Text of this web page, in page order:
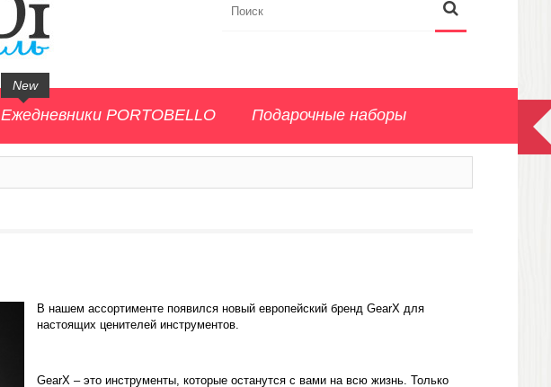
Ежедневники PORTOBELLO
New
Подарочные наборы
В нашем ассортименте появился новый европейский бренд GearX для
настоящих ценителей инструментов.
GearX – это инструменты, которые останутся с вами на всю жизнь. Только